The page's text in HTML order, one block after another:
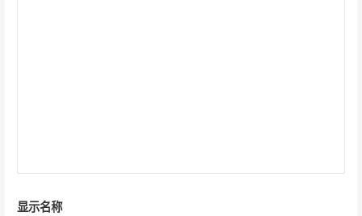
显示名称